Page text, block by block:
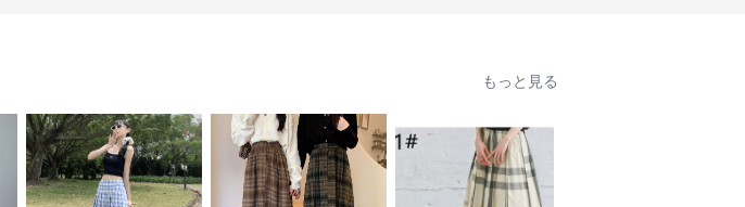
もっと見る